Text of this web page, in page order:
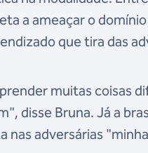
a ameaçar o
que tira das
muitas coisas
disse Bruna. Já a
nas adversárias